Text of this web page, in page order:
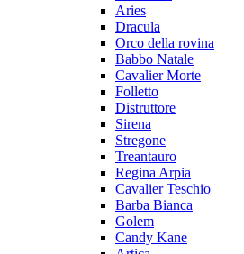
Aries
Dracula
Orco della rovina
Babbo Natale
Cavalier Morte
Folletto
Distruttore
Sirena
Stregone
Treantauro
Regina Arpia
Cavalier Teschio
Barba Bianca
Golem
Candy Kane